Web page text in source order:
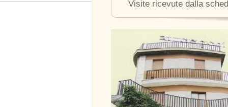
Visite ricevute dalla